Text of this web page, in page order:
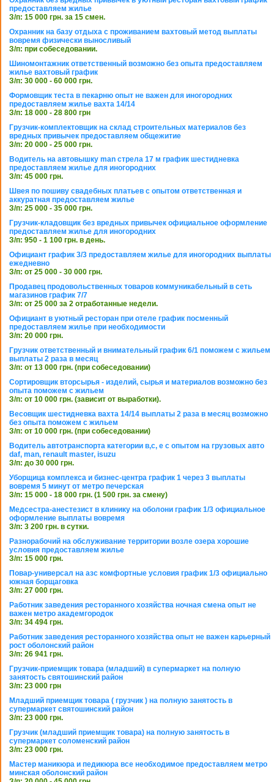
предоставляем жилье
З/п: 15 000 грн. за 15 смен.
Охранник на базу отдыха с проживанием вахтовый метод выплаты
вовремя физически выносливый
З/п: при собеседовании.
Шиномонтажник ответственный возможно без опыта предоставляем
жилье вахтовый график
З/п: 30 000 - 60 000 грн.
Формовщик теста в пекарню опыт не важен для иногородних
предоставляем жилье вахта 14/14
З/п: 18 000 - 28 800 грн
Грузчик-комплектовщик на склад строительных материалов без
вредных привычек предоставляем общежитие
З/п: 20 000 - 25 000 грн.
Водитель на автовышку man стрела 17 м график шестидневка
предоставляем жилье для иногородних
З/п: 45 000 грн.
Швея по пошиву свадебных платьев с опытом ответственная и
аккуратная предоставляем жилье
З/п: 25 000 - 35 000 грн.
Грузчик-кладовщик без вредных привычек официальное оформление
предоставляем жилье для иногородних
З/п: 950 - 1 100 грн. в день.
Официант график 3/3 предоставляем жилье для иногородних выплаты
ежедневно
З/п: от 25 000 - 30 000 грн.
Продавец продовольственных товаров коммуникабельный в сеть
магазинов график 7/7
З/п: от 25 000 за 2 отработанные недели.
Официант в уютный ресторан при отеле график посменный
предоставляем жилье при необходимости
З/п: 20 000 грн.
Грузчик ответственный и внимательный график 6/1 поможем с жильем
выплаты 2 раза в месяц
З/п: от 13 000 грн. (при собеседовании)
Сортировщик вторсырья - изделий, сырья и материалов возможно без
опыта поможем с жильем
З/п: от 10 000 грн. (зависит от выработки).
Весовщик шестидневка вахта 14/14 выплаты 2 раза в месяц возможно
без опыта поможем с жильем
З/п: от 10 000 грн. (при собеседовании)
Водитель автотранспорта категории в,с, e c опытом на грузовых авто
daf, man, renault master, isuzu
З/п: до 30 000 грн.
Уборщица комплекса и бизнес-центра график 1 через 3 выплаты
вовремя 5 минут от метро печерская
З/п: 15 000 - 18 000 грн. (1 500 грн. за смену)
Медсестра-анестезист в клинику на оболони график 1/3 официальное
оформление выплаты вовремя
З/п: 3 200 грн. в сутки.
Разнорабочий на обслуживание территории возле озера хорошие
условия предоставляем жилье
З/п: 15 000 грн.
Повар-универсал на азс комфортные условия график 1/3 официально
южная борщаговка
З/п: 27 000 грн.
Работник заведения ресторанного хозяйства ночная смена опыт не
важен метро академгородок
З/п: 34 494 грн.
Работник заведения ресторанного хозяйства опыт не важен карьерный
рост оболонский район
З/п: 26 941 грн.
Грузчик-приемщик товара (младший) в супермаркет на полную
занятость святошинский район
З/п: 23 000 грн
Младший приемщик товара ( грузчик ) на полную занятость в
супермаркет святошинский район
З/п: 23 000 грн.
Грузчик (младший приемщик товара) на полную занятость в
супермаркет соломенский район
З/п: 23 000 грн.
Мастер маникюра и педикюра все необходимое предоставляем метро
минская оболонский район